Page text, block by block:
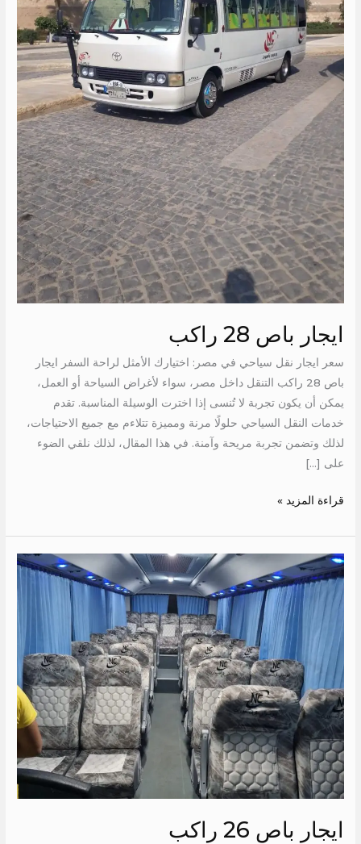
ايجار باص 28 راكب
سعر ايجار نقل سياحي في مصر: اختيارك الأمثل لراحة السفر ايجار
باص 28 راكب التنقل داخل مصر، سواء لأغراض السياحة أو العمل،
يمكن أن يكون تجربة لا تُنسى إذا اخترت الوسيلة المناسبة. تقدم
خدمات النقل السياحي حلولًا مرنة ومميزة تتلاءم مع جميع الاحتياجات،
لذلك وتضمن تجربة مريحة وآمنة. في هذا المقال، لذلك نلقي الضوء
على […]
قراءة المزيد »
ايجار باص 26 راكب
ايجار
باص
26
راكب